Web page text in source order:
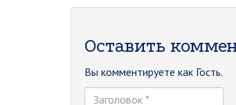
Оставить
Вы комментируете как Гость.